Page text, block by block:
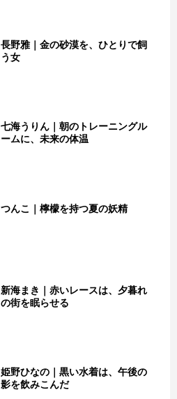
長野雅｜金の砂漠を、ひとりで飼
う女
七海うりん｜朝のトレーニングル
ームに、未来の体温
つんこ｜檸檬を持つ夏の妖精
新海まき｜赤いレースは、夕暮れ
の街を眠らせる
姫野ひなの｜黒い水着は、午後の
影を飲みこんだ